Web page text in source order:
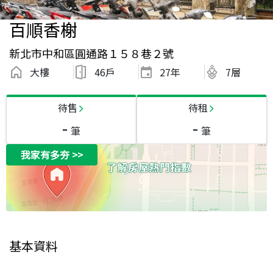
百順香榭
新北市中和區圓通路１５８巷２號
大樓 46戶 27年 7層
待售
- 筆
待租
- 筆
我家有多夯>>
基本資料